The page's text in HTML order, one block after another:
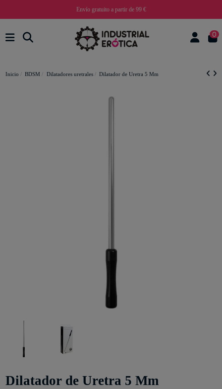
Envío gratuito a partir de 99 €
0
Inicio BDSM Dilatadores uretrales Dilatador de Uretra 5 Mm
Dilatador de Uretra 5 Mm